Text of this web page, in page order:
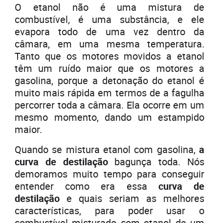
O etanol não é uma mistura de
combustível, é uma substância, e ele
evapora todo de uma vez dentro da
câmara, em uma mesma temperatura.
Tanto que os motores movidos a etanol
têm um ruído maior que os motores a
gasolina, porque a detonação do etanol é
muito mais rápida em termos de a fagulha
percorrer toda a câmara. Ela ocorre em um
mesmo momento, dando um estampido
maior.
Quando se mistura etanol com gasolina, a
curva de destilaçãobagunça toda. Nós
demoramos muito tempo para conseguir
entender como era essa curva de
destilação e quais seriam as melhores
características, para poder usar o